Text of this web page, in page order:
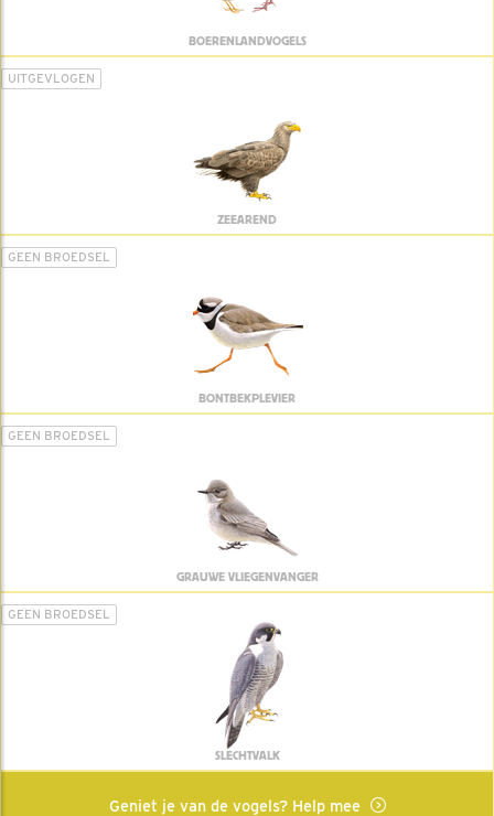
BOERENLANDVOGELS
UITGEVLOGEN
ZEEAREND
GEEN BROEDSEL
BONTBEKPLEVIER
GEEN BROEDSEL
GRAUWE VLIEGENVANGER
GEEN BROEDSEL
SLECHTVALK
Geniet je van de vogels? Help mee